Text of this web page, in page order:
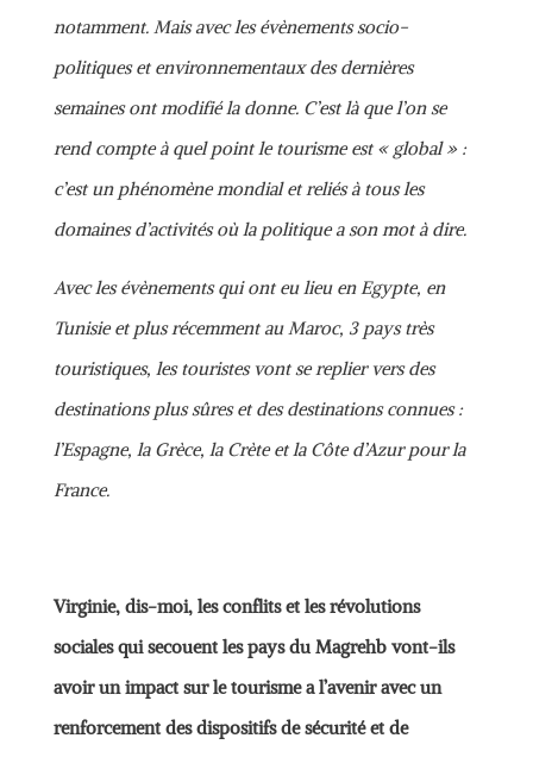
notamment. Mais avec les évènements socio-
politiques et environnementaux des dernières
semaines ont modifié la donne. C’est là que l’on se
rend compte à quel point le tourisme est « global » :
c’est un phénomène mondial et reliés à tous les
domaines d’activités où la politique a son mot à dire.
Avec les évènements qui ont eu lieu en Egypte, en
Tunisie et plus récemment au Maroc, 3 pays très
touristiques, les touristes vont se replier vers des
destinations plus sûres et des destinations connues :
l’Espagne, la Grèce, la Crète et la Côte d’Azur pour la
France.
Virginie, dis-moi, les conflits et les révolutions
sociales qui secouent les pays du Magrehb vont-ils
avoir un impact sur le tourisme a l’avenir avec un
renforcement des dispositifs de sécurité et de